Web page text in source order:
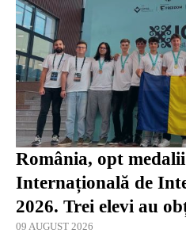
România, opt
Internațională de
2026. Trei elevi au
09 AUGUST 2026